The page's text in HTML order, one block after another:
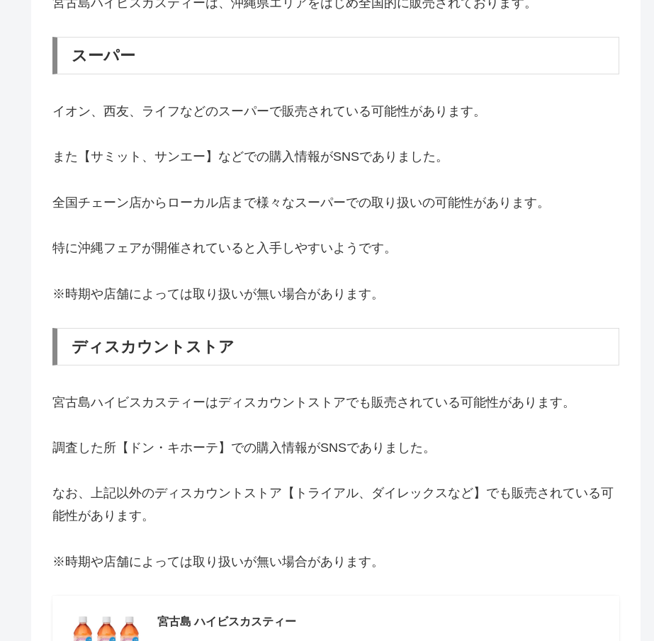
スーパー
イオン、西友、ライフなどのスーパーで販売されている可能性があります。
また【サミット、サンエー】などでの購入情報がSNSでありました。
全国チェーン店からローカル店まで様々なスーパーでの取り扱いの可能性があります。
特に沖縄フェアが開催されていると入手しやすいようです。
※時期や店舗によっては取り扱いが無い場合があります。
ディスカウントストア
宮古島ハイビスカスティーはディスカウントストアでも販売されている可能性があります。
調査した所【ドン・キホーテ】での購入情報がSNSでありました。
なお、上記以外のディスカウントストア【トライアル、ダイレックスなど】でも販売されている可
能性があります。
※時期や店舗によっては取り扱いが無い場合があります。
宮古島 ハイビスカスティー